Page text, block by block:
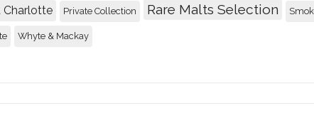
Charlotte Private Collection Rare Malts Selection
Whyte & Mackay